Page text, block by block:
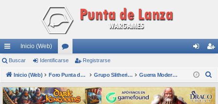
nl
ac
es
Inicio (Web)
or
os nti
fic
ist
ra
Buscar Identificarse Registrarse
Inicio (Web) Foro Punta de Lanza Wargames Grupo Slitherine Guerra Moderna Aeronaval
s